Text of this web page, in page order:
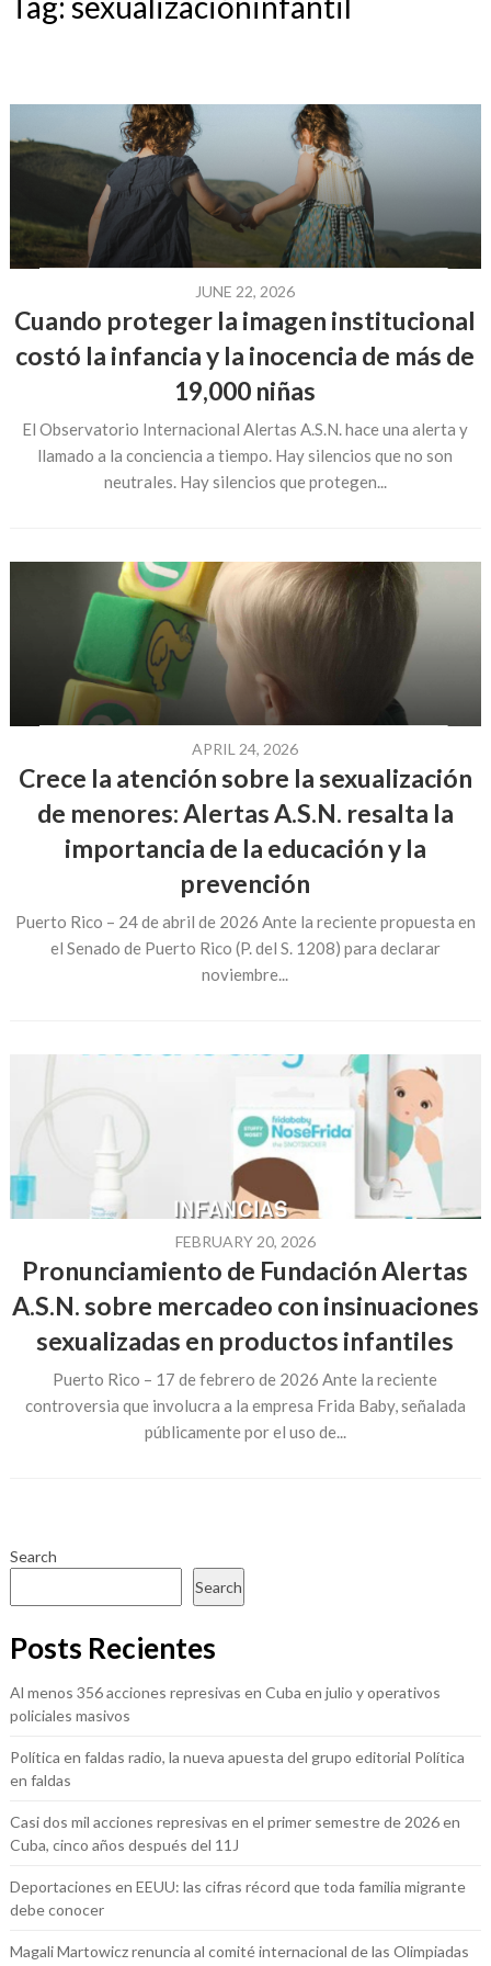
JUNE 22, 2026
Cuando proteger la imagen institucional
costó la infancia y la inocencia de más de
19,000 niñas
El Observatorio Internacional Alertas A.S.N. hace una alerta y
llamado a la conciencia a tiempo. Hay silencios que no son
neutrales. Hay silencios que protegen...
APRIL 24, 2026
Crece la atención sobre la sexualización
de menores: Alertas A.S.N. resalta la
importancia de la educación y la
prevención
Puerto Rico – 24 de abril de 2026 Ante la reciente propuesta en
el Senado de Puerto Rico (P. del S. 1208) para declarar
noviembre...
FEBRUARY 20, 2026
Pronunciamiento de Fundación Alertas
A.S.N. sobre mercadeo con insinuaciones
sexualizadas en productos infantiles
Puerto Rico – 17 de febrero de 2026 Ante la reciente
controversia que involucra a la empresa Frida Baby, señalada
públicamente por el uso de...
Search
Search
Posts Recientes
Al menos 356 acciones represivas en Cuba en julio y operativos
policiales masivos
Política en faldas radio, la nueva apuesta del grupo editorial Política
en faldas
Casi dos mil acciones represivas en el primer semestre de 2026 en
Cuba, cinco años después del 11J
Deportaciones en EEUU: las cifras récord que toda familia migrante
debe conocer
Magali Martowicz renuncia al comité internacional de las Olimpiadas